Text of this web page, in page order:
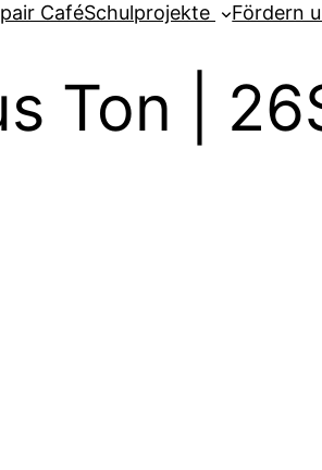
CaféSchulprojekte Fördern
Ton |